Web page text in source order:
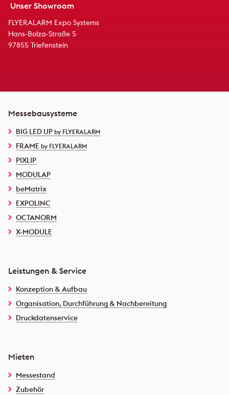
Unser Showroom
FLYERALARM Expo Systems
Hans-Bolza-Straße 5
97855 Triefenstein
Messebausysteme
BIG LED UP by FLYERALARM
FRAME by FLYERALARM
PIXLIP
MODULAP
beMatrix
EXPOLINC
OCTANORM
X-MODULE
Leistungen & Service
Konzeption & Aufbau
Organisation, Durchführung & Nachbereitung
Druckdatenservice
Mieten
Messestand
Zubehör